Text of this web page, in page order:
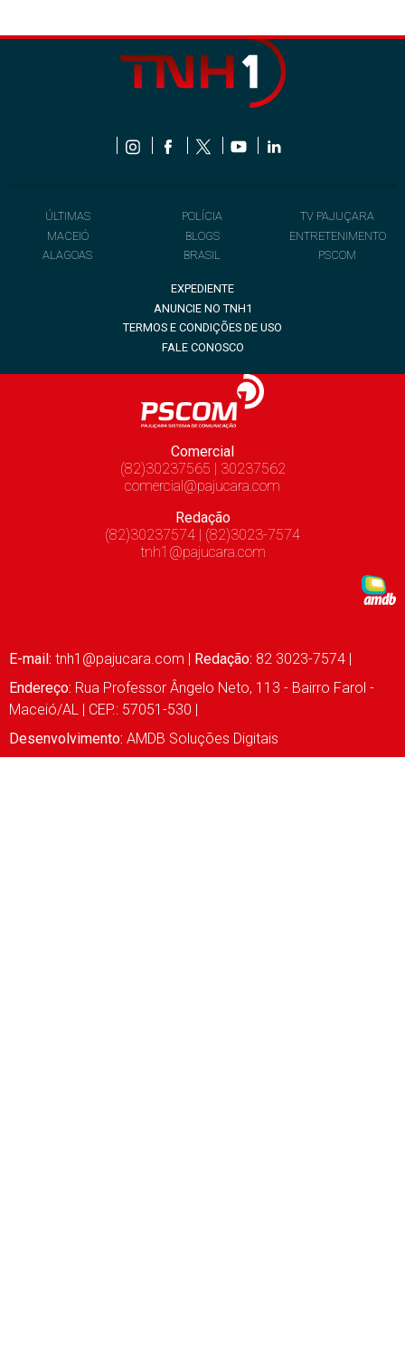
ÚLTIMAS
MACEIÓ
ALAGOAS
POLÍCIA
BLOGS
BRASIL
TV PAJUÇARA
ENTRETENIMENTO
PSCOM
EXPEDIENTE
ANUNCIE NO TNH1
TERMOS E CONDIÇÕES DE USO
FALE CONOSCO
Comercial
(82)30237565 | 30237562
comercial@pajucara.com
Redação
(82)30237574 | (82)3023-7574
tnh1@pajucara.com
E-mail: tnh1@pajucara.com | Redação: 82 3023-7574 |
Endereço: Rua Professor Ângelo Neto, 113 - Bairro Farol -
Maceió/AL | CEP.: 57051-530 |
Desenvolvimento: AMDB Soluções Digitais